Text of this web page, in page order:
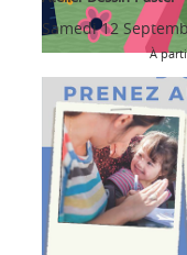
Samedi 12
À